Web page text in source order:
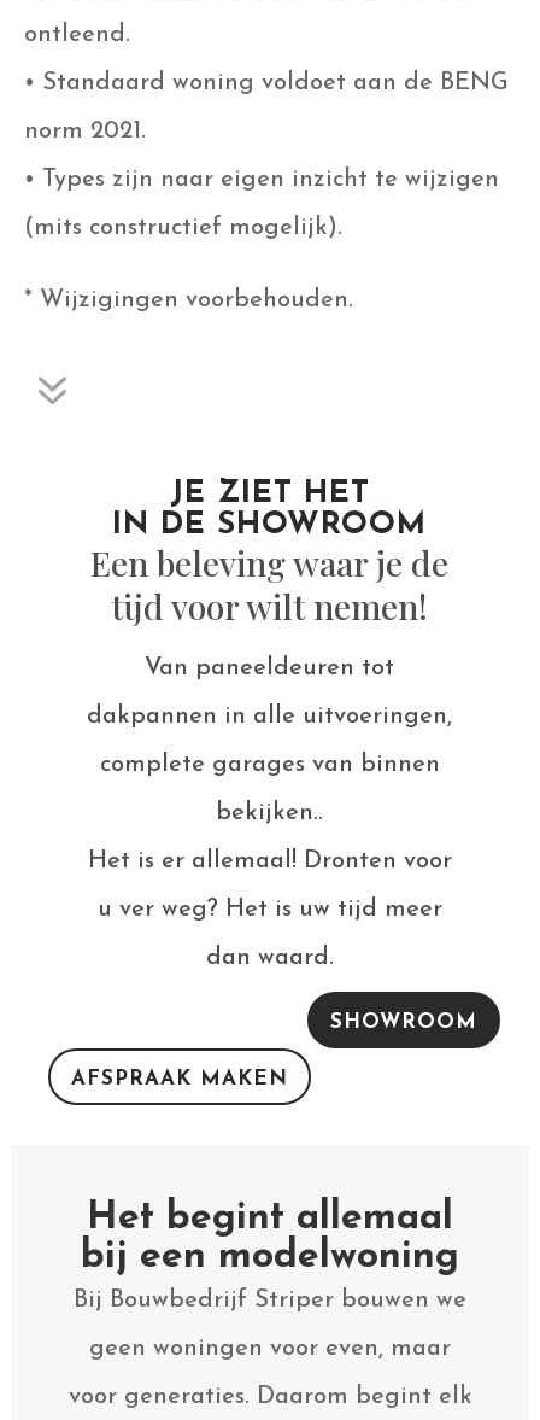
ontleend.
• Standaard woning voldoet aan de BENG
norm 2021.
• Types zijn naar eigen inzicht te wijzigen
(mits constructief mogelijk).
* Wijzigingen voorbehouden.
7
JE ZIET HET
IN DE SHOWROOM
Een beleving waar je de
tijd voor wilt nemen!
Van paneeldeuren tot
dakpannen in alle uitvoeringen,
complete garages van binnen
bekijken..
Het is er allemaal! Dronten voor
u ver weg? Het is uw tijd meer
dan waard.
SHOWROOM
AFSPRAAK MAKEN
Het begint allemaal
bij een modelwoning
Bij Bouwbedrijf Striper bouwen we
geen woningen voor even, maar
voor generaties. Daarom begint elk